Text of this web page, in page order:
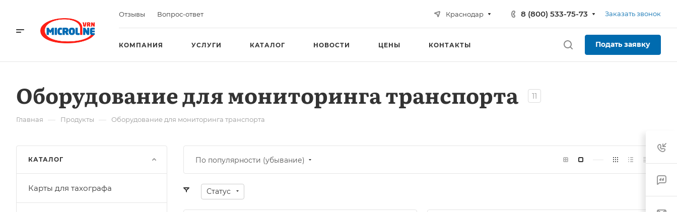
Отзывы Вопрос-ответ Краснодар 8 (800) 533-75-73 Заказать звонок
КОМПАНИЯ УСЛУГИ КАТАЛОГ НОВОСТИ ЦЕНЫ КОНТАКТЫ Подать заявку
Оборудование для мониторинга транспорта 11
Главная — Продукты — Оборудование для мониторинга транспорта
По популярности (убывание)
Статус
КАТАЛОГ
Карты для тахографа